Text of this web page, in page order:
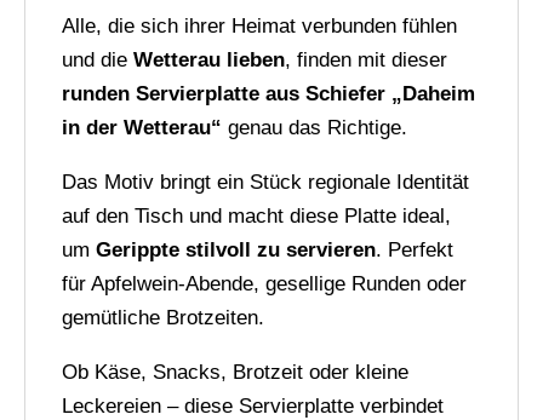
Hessische
Tischdeko
Alle, die sich ihrer Heimat verbunden fühlen
und die Wetterau lieben, finden mit dieser
runden Servierplatte aus Schiefer „Daheim
in der Wetterau“ genau das Richtige.
Das Motiv bringt ein Stück regionale Identität
auf den Tisch und macht diese Platte ideal,
um Gerippte stilvoll zu servieren. Perfekt
für Apfelwein-Abende, gesellige Runden oder
gemütliche Brotzeiten.
Ob Käse, Snacks, Brotzeit oder kleine
Leckereien – diese Servierplatte verbindet